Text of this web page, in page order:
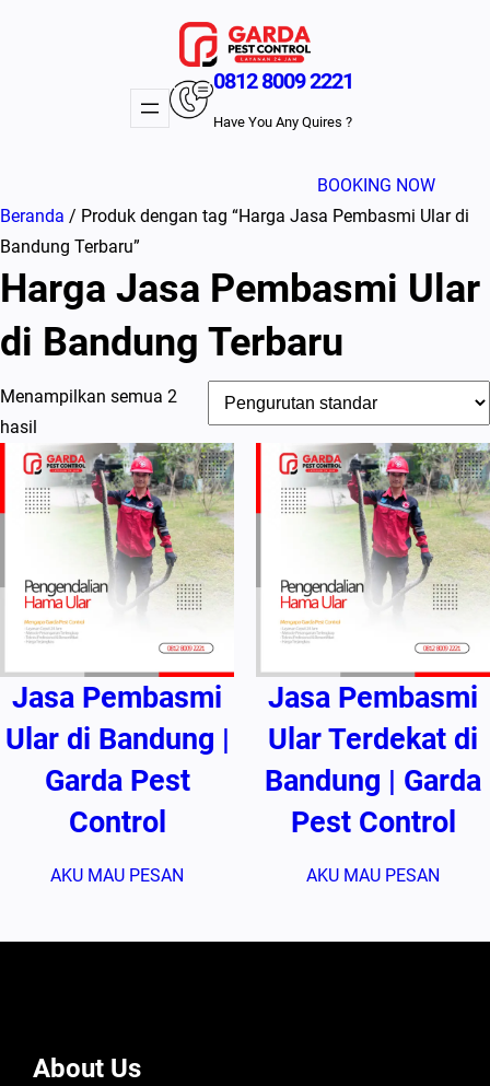
0812 8009 2221
Have You Any Quires ?
BOOKING NOW
Beranda / Produk dengan tag “Harga Jasa Pembasmi Ular di
Bandung Terbaru”
Harga Jasa Pembasmi Ular
di Bandung Terbaru
Menampilkan semua 2
hasil
Jasa Pembasmi
Ular di Bandung |
Garda Pest
Control
AKU MAU PESAN
Jasa Pembasmi
Ular Terdekat di
Bandung | Garda
Pest Control
AKU MAU PESAN
About Us